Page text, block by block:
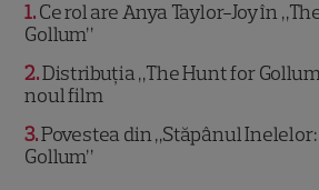
1 Ce rol are Anya Taylor-Joy în
Gollum”
2 Distribuția „The Hunt for
noul film
3 Povestea din „Stăpânul
Gollum”